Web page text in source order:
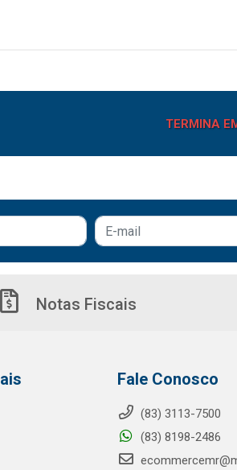
TERMINA
Notas Fiscais
Fale Conosco
(83) 3113-7500
(83) 8198-2486